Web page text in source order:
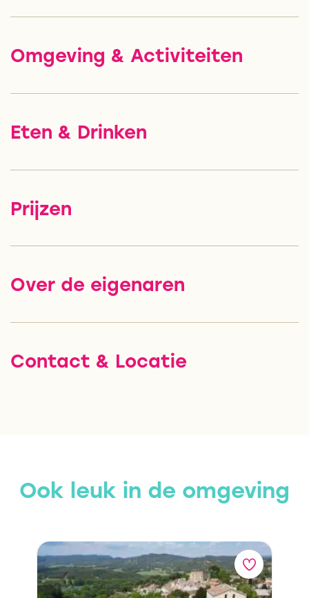
Omgeving & Activiteiten
Eten & Drinken
Prijzen
Over de eigenaren
Contact & Locatie
Ook leuk in de omgeving